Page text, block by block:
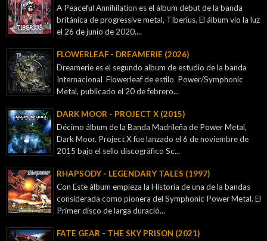
A Peaceful Annihilation es el álbum debut de la banda
británica de progressive metal, Tiberius. El álbum vio la luz
el 26 de junio de 2020,...
FLOWERLEAF - DREAMERIE (2026)
Dreamerie es el segundo album de estudio de la banda
Internacional Flowerleaf de estilo Power/Symphonic
Metal, publicado el 20 de febrero...
DARK MOOR - PROJECT X (2015)
Décimo álbum de la Banda Madrileña de Power Metal,
Dark Moor. Project X fue lanzado el 6 de noviembre de
2015 bajo el sello discográfico Sc...
RHAPSODY - LEGENDARY TALES (1997)
Con Este álbum empieza la Historia de una de la bandas
considerada como pionera del Symphonic Power Metal. El
Primer disco de larga duració...
FATE GEAR - THE SKY PRISON (2021)